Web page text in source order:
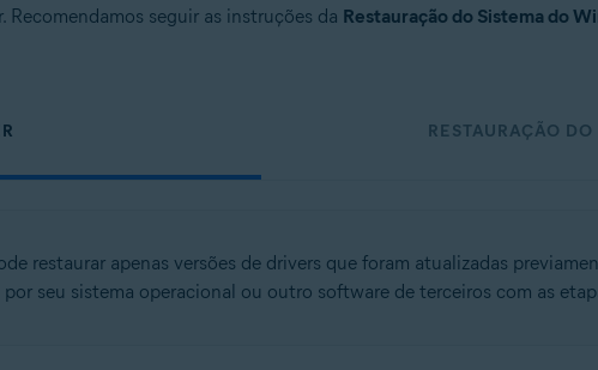
Recomendamos seguir as instruções da Restauração do Sistema do
RESTAURAÇÃO
restaurar apenas versões de drivers que foram atualizadas
seu sistema operacional ou outro software de terceiros com as